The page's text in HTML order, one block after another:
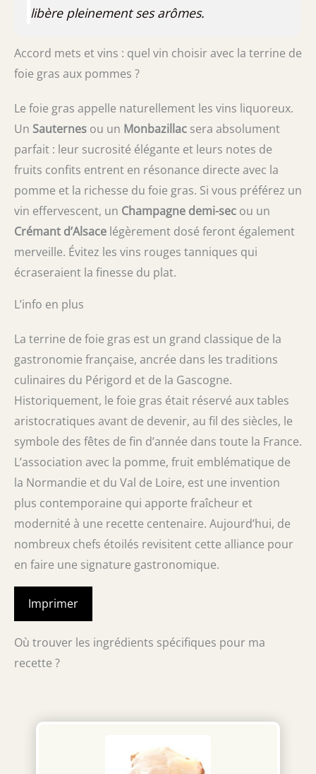
libère pleinement ses arômes.
Accord mets et vins : quel vin choisir avec la terrine de
foie gras aux pommes ?
Le foie gras appelle naturellement les vins liquoreux.
Un Sauternes ou un Monbazillac sera absolument
parfait : leur sucrosité élégante et leurs notes de
fruits confits entrent en résonance directe avec la
pomme et la richesse du foie gras. Si vous préférez un
vin effervescent, un Champagne demi-sec ou un
Crémant d’Alsace légèrement dosé feront également
merveille. Évitez les vins rouges tanniques qui
écraseraient la finesse du plat.
L’info en plus
La terrine de foie gras est un grand classique de la
gastronomie française, ancrée dans les traditions
culinaires du Périgord et de la Gascogne.
Historiquement, le foie gras était réservé aux tables
aristocratiques avant de devenir, au fil des siècles, le
symbole des fêtes de fin d’année dans toute la France.
L’association avec la pomme, fruit emblématique de
la Normandie et du Val de Loire, est une invention
plus contemporaine qui apporte fraîcheur et
modernité à une recette centenaire. Aujourd’hui, de
nombreux chefs étoilés revisitent cette alliance pour
en faire une signature gastronomique.
Imprimer
Où trouver les ingrédients spécifiques pour ma
recette ?